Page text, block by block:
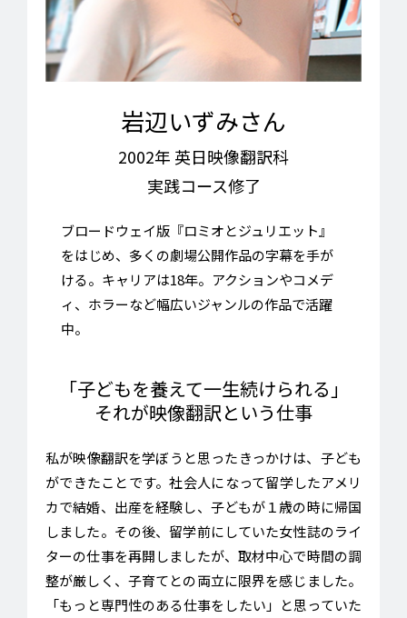
岩辺いずみさん
2002年 英日映像翻訳科
実践コース修了
ブロードウェイ版『ロミオとジュリエット』
をはじめ、多くの劇場公開作品の字幕を手が
ける。キャリアは18年。アクションやコメデ
ィ、ホラーなど幅広いジャンルの作品で活躍
中。
「子どもを養えて一生続けられる」
それが映像翻訳という仕事
私が映像翻訳を学ぼうと思ったきっかけは、子ども
ができたことです。社会人になって留学したアメリ
カで結婚、出産を経験し、子どもが１歳の時に帰国
しました。その後、留学前にしていた女性誌のライ
ターの仕事を再開しましたが、取材中心で時間の調
整が厳しく、子育てとの両立に限界を感じました。
「もっと専門性のある仕事をしたい」と思っていた